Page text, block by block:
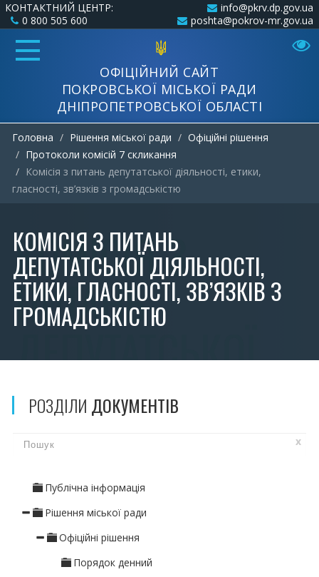
КОНТАКТНИЙ ЦЕНТР:
0 800 505 600
info@pkrv.dp.gov.ua
poshta@pokrov-mr.gov.ua
ОФІЦІЙНИЙ САЙТ
ПОКРОВСЬКОЇ МІСЬКОЇ РАДИ
ДНІПРОПЕТРОВСЬКОЇ ОБЛАСТІ
Головна Рішення міської ради
Офіційні рішення
Протоколи комісій 7 скликання
Комісія з питань депутатської діяльності, етики,
гласності, зв’язків з громадськістю
КОМІСІЯ З ПИТАНЬ
ДЕПУТАТСЬКОЇ ДІЯЛЬНОСТІ,
ЕТИКИ, ГЛАСНОСТІ, ЗВ’ЯЗКІВ З
ГРОМАДСЬКІСТЮ
РОЗДІЛИ ДОКУМЕНТІВ
x
Публічна інформація
Рішення міської ради
Офіційні рішення
Порядок денний